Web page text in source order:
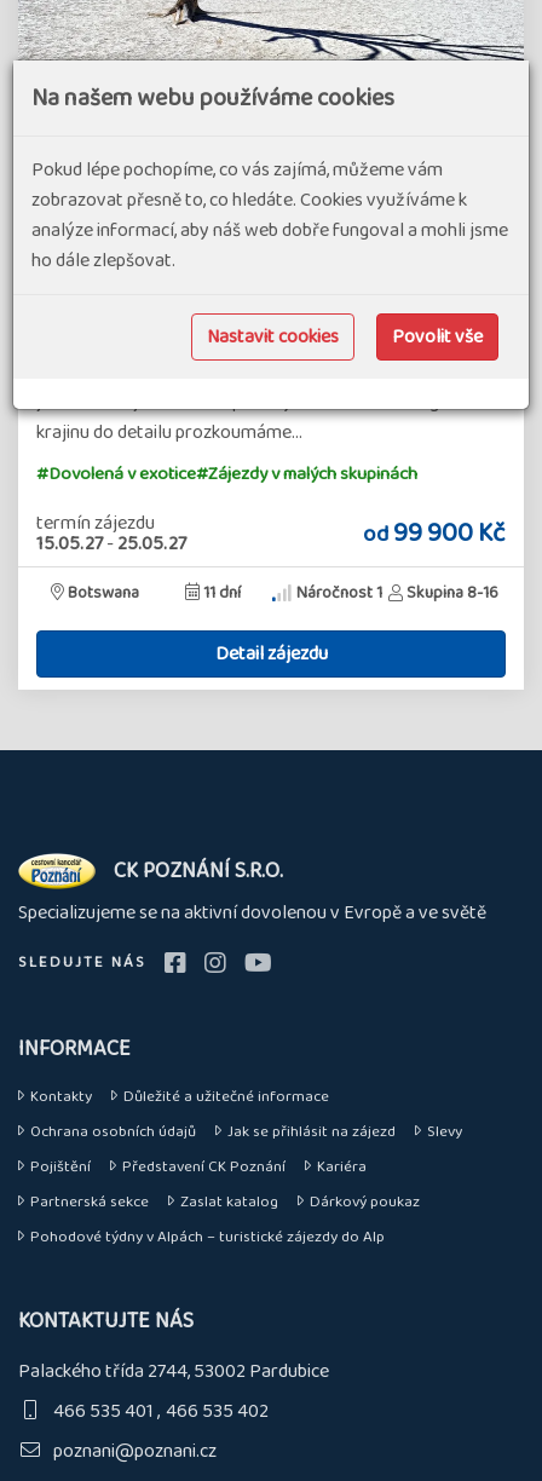
Namibie, Zimbabwe, Zambie, Botswana -
Pohodový týden - Pouští a pralesem k
Viktoriiným vodopádům
95% spokojenost
Unikátně sestavený program umožňuje navštívit dvě
opravdu velkolepé lokality bez dlouhých přejezdů! Zájezd
jedněch z největších dun planety. Mimořádně fotogenickou
krajinu do detailu prozkoumáme…
#Dovolená v exotice#Zájezdy v malých skupinách
termín zájezdu
15.05.27-25.05.27 od99 900 Kč
Botswana 11 dní Náročnost 1 Skupina 8-16
Detail zájezdu
O
nás
CK POZNÁNÍ S.R.O.
Specializujeme se na aktivní dovolenou v Evropě a ve světě
SLEDUJTE NÁS
INFORMACE
Kontakty
Důležité a užitečné informace
Ochrana osobních údajů
Jak se přihlásit na zájezd
Slevy
Pojištění
Představení CK Poznání
Kariéra
Partnerská sekce
Zaslat katalog
Dárkový poukaz
Pohodové týdny v Alpách – turistické zájezdy do Alp
KONTAKTUJTE NÁS
Palackého třída 2744, 53002 Pardubice
466 535 401 466 535 402
poznani@poznani.cz
Na našem webu používáme cookies
Pokud lépe pochopíme, co vás zajímá, můžeme vám
zobrazovat přesně to, co hledáte. Cookies využíváme k
analýze informací, aby náš web dobře fungoval a mohli jsme
ho dále zlepšovat.
Nastavit cookies Povolit vše